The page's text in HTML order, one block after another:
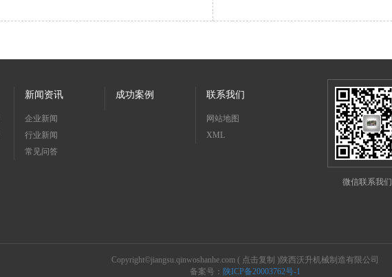
新闻资讯
企业新闻
行业新闻
常见问答
成功案例 联系我们
网站地图
XML
微信联系我们
Copyright©jiangsu.qinwoshanhe.com( 点击复制 )陕西沃升机械制造有限公司
备案号： 陕ICP备20003762号-1